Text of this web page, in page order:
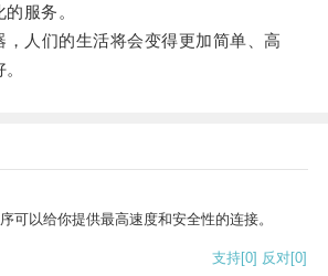
服务。
人们的生活将会变得更加简单、高
可以给你提供最高速度和安全性的连接。
支持[0] 反对[0]